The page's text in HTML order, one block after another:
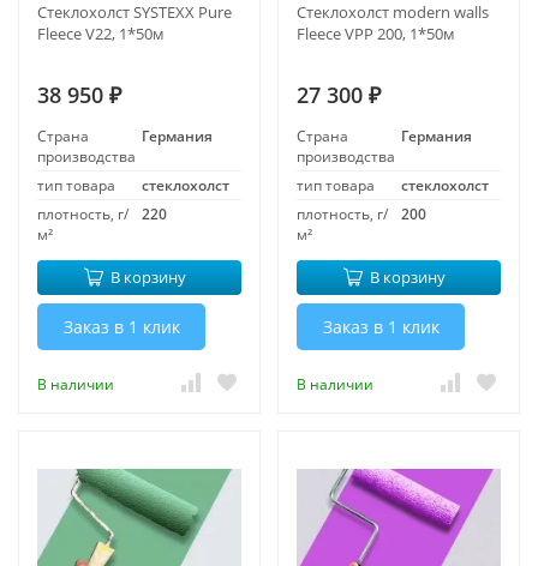
Стеклохолст SYSTEXX Pure
Fleece V22, 1*50м
38 950 ₽
Страна
производства
Германия
тип товара
стеклохолст
плотность, г/
м²
220
В корзину
Заказ в 1 клик
В наличии
Стеклохолст modern walls
Fleece VPP 200, 1*50м
27 300 ₽
Страна
производства
Германия
тип товара
стеклохолст
плотность, г/
м²
200
В корзину
Заказ в 1 клик
В наличии